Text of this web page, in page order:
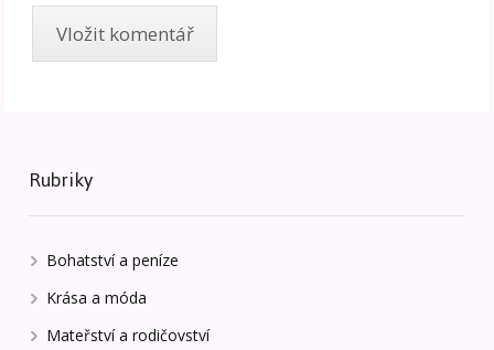
Rubriky
Bohatství a peníze
Krása a móda
Mateřství a rodičovství